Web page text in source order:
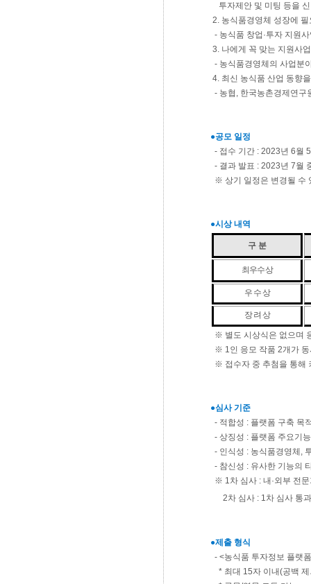
투자제안 및 미팅 등을
2. 농식품경영체 성장에
- 농식품 창업·투자 지원
3. 나에게 꼭 맞는 지원사
- 농식품경영체의 사업분
4. 최신 농식품 산업 동향
- 농협, 한국농촌경제연구
●공모 일정
- 접수 기간 : 2023년 6월
- 결과 발표 : 2023년 7월
※ 상기 일정은 변경될 수
●시상 내역
구 분
최우수상
우 수 상
장 려 상
※ 별도 시상식은 없으며
※ 1인 응모 작품 2개가
※ 접수자 중 추첨을 통해
●심사 기준
- 적합성 : 플랫폼 구축 목
- 상징성 : 플랫폼 주요기
- 인식성 : 농식품경영체,
- 참신성 : 유사한 기능의
※ 1차 심사 : 내·외부 전
2차 심사 : 1차 심사 통과
●제출 형식
- <농식품 투자정보 플랫
* 최대 15자 이내(공백 제